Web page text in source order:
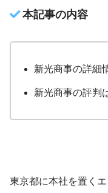
本記事の内容
新光商事の詳細
新光商事の評判
東京都に本社を置く